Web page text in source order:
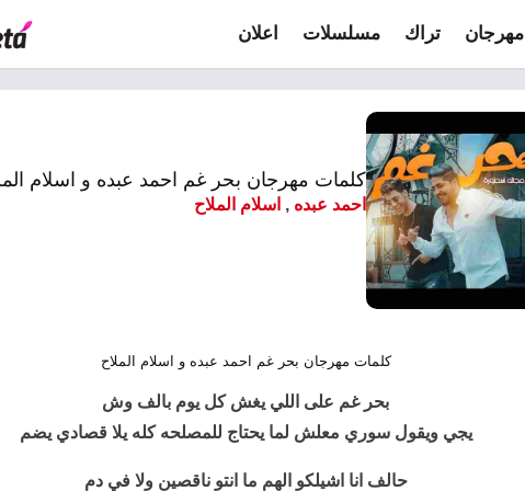
مهرجان تراك مسلسلات اعلان
كلمات مهرجان بحر غم احمد عبده و اسلام الملاح
احمد عبده , اسلام الملاح
كلمات مهرجان بحر غم احمد عبده و اسلام الملاح
بحر غم على اللي يغش كل يوم بالف وش
يجي ويقول سوري معلش لما يحتاج للمصلحه كله يلا قصادي يضم
حالف انا اشيلكو الهم ما انتو ناقصين ولا في دم